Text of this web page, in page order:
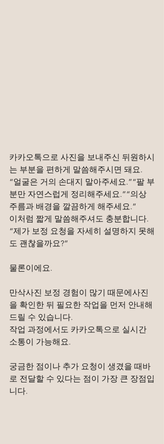
카카오톡으로 사진을 보내주신 뒤원하시
는 부분을 편하게 말씀해주시면 돼요.
“얼굴은 거의 손대지 말아주세요.”“팔 부
분만 자연스럽게 정리해주세요.”“의상
주름과 배경을 깔끔하게 해주세요.”
이처럼 짧게 말씀해주셔도 충분합니다.
“제가 보정 요청을 자세히 설명하지 못해
도 괜찮을까요?”
물론이에요.
만삭사진 보정 경험이 많기 때문에사진
을 확인한 뒤 필요한 작업을 먼저 안내해
드릴 수 있습니다.
작업 과정에서도 카카오톡으로 실시간
소통이 가능해요.
궁금한 점이나 추가 요청이 생겼을 때바
로 전달할 수 있다는 점이 가장 큰 장점입
니다.